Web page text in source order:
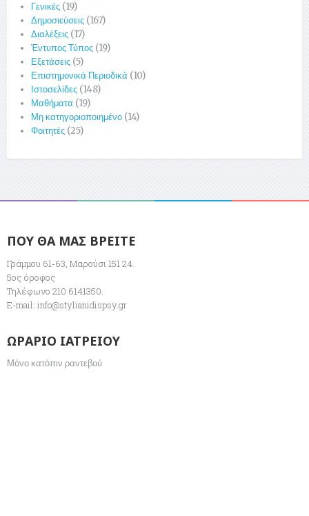
Γενικές (19)
Δημοσιεύσεις (167)
Διαλέξεις (17)
Έντυπος Τύπος (19)
Εξετάσεις (5)
Επιστημονικά Περιοδικά (10)
Ιστοσελίδες (148)
Μαθήματα (19)
Μη κατηγοριοποιημένο (14)
Φοιτητές (25)
ΠΟΥ ΘΑ ΜΑΣ ΒΡΕΙΤΕ
Γράμμου 61-63, Μαρούσι 151 24.
5ος όροφος
Τηλέφωνο 210 6141350.
E-mail: info@stylianidispsy.gr
ΩΡΑΡΙΟ ΙΑΤΡΕΙΟΥ
Μόνο κατόπιν ραντεβού